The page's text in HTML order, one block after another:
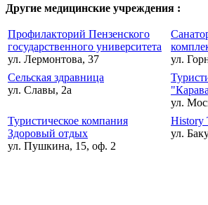
Другие медицинские учреждения :
Профилакторий Пензенского
государственного университета
ул. Лермонтова, 37
ул.
Сельская здравница
ул. Славы, 2а
ул.
Туристическое компания
Здоровый отдых
ул. Пушкина, 15, оф. 2
History
ул.